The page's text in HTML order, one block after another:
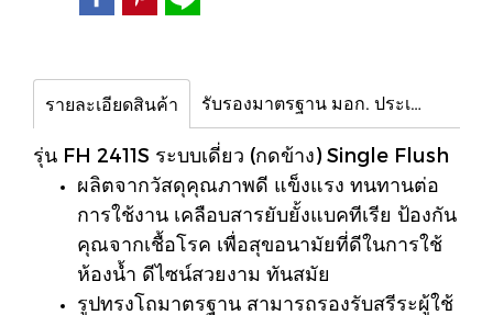
รายละเอียดสินค้า รับรองมาตรฐาน มอก. ประเทศไทย
รุ่น FH 2411S ระบบเดี่ยว (กดข้าง) Single Flush
ผลิตจากวัสดุคุณภาพดี แข็งแรง ทนทานต่อ
การใช้งาน เคลือบสารยับยั้งแบคทีเรีย ป้องกัน
คุณจากเชื้อโรค เพื่อสุขอนามัยที่ดีในการใช้
ห้องน้ำ ดีไซน์สวยงาม ทันสมัย
รูปทรงโถมาตรฐาน สามารถรองรับสรีระผู้ใช้